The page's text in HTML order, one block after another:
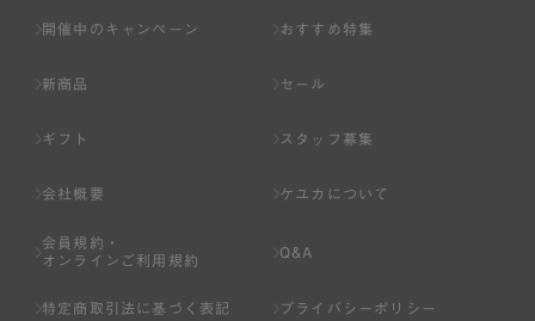
開催中のキャンペーン おすすめ特集
新商品 セール
ギフト スタッフ募集
会社概要 ケユカについて
会員規約・
オンラインご利用規約
Q&A
特定商取引法に基づく表記 プライバシーポリシー